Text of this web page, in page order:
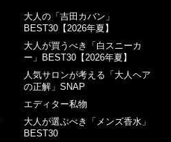
大人の「吉田カバン」
BEST30【2026年夏】
大人が買うべき「白スニーカ
ー」BEST30【2026年夏】
人気サロンが考える「大人ヘア
の正解」SNAP
エディター私物
大人が選ぶべき「メンズ香水」
BEST30